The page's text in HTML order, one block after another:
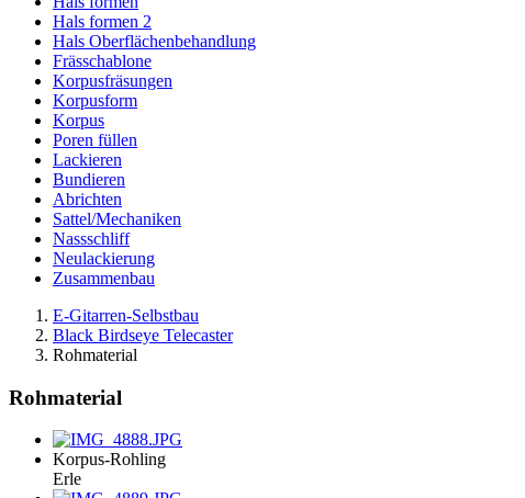
Hals formen 2
Hals Oberflächenbehandlung
Frässchablone
Korpusfräsungen
Korpusform
Korpus
Poren füllen
Lackieren
Bundieren
Abrichten
Sattel/Mechaniken
Nassschliff
Neulackierung
Zusammenbau
E-Gitarren-Selbstbau
Black Birdseye Telecaster
Rohmaterial
Rohmaterial
Korpus-Rohling
Erle